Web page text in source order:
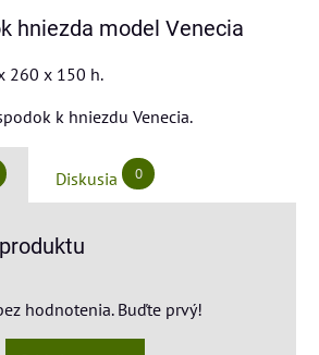
hniezda model Venecia
260 x 150 h.
k hniezdu Venecia.
Diskusia 0
hodnotenia. Buďte prvý!